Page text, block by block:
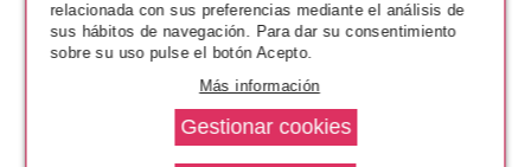
CLARINS
relacionada con sus preferencias mediante el análisis de
sus hábitos de navegación. Para dar su consentimiento
sobre su uso pulse el botón Acepto.
Más información